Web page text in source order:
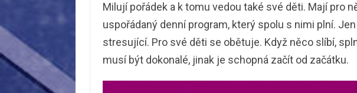
Milují pořádek a k tomu vedou také své děti. Mají pro
uspořádaný denní program, který spolu s nimi plní.
stresující. Pro své děti se obětuje. Když něco slíbí,
musí být dokonalé, jinak je schopná začít od začátku.